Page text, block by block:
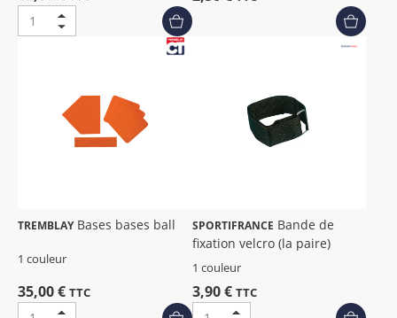
TREMBLAY Bases bases ball
1 couleur
35,00 € TTC
SPORTIFRANCE
fixation velcro (la paire)
1 couleur
3,90 € TTC